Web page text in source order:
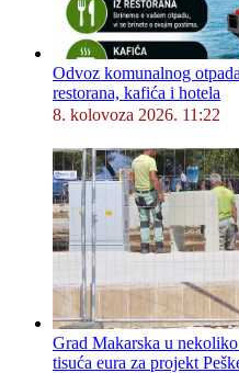
Odvoz komunalnog
restorana, kafića i hotela
8. kolovoza 2026. 11:22
Grad Makarska u
tisuća eura za projekt